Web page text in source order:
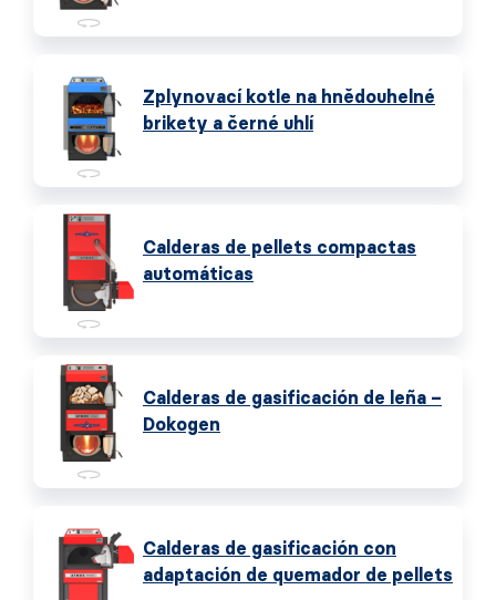
Zplynovací kotle na hnědouhelné
brikety a černé uhlí
Calderas de pellets compactas
automáticas
Calderas de gasificación de leña –
Dokogen
Calderas de gasificación con
adaptación de quemador de pellets